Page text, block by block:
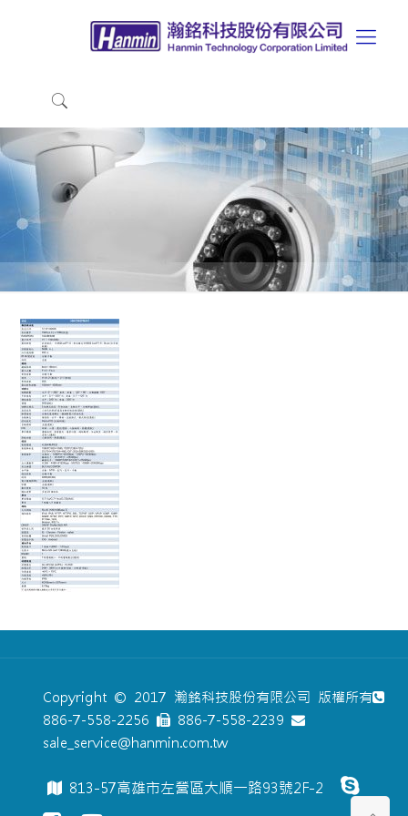
Copyright © 2017 瀚銘科技股份有限公司 版權所有
886-7-558-2256
886-7-558-2239
sale_service@hanmin.com.tw
813-57高雄市左營區大順一路93號2F-2